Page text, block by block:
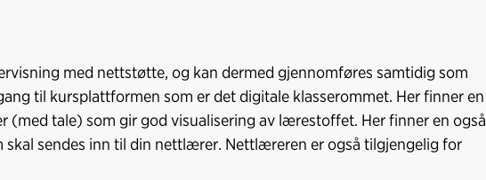
med nettstøtte, og kan dermed gjennomføres samtidig som
til kursplattformen som er det digitale klasserommet. Her finner en
(med tale) som gir god visualisering av lærestoffet. Her finner en også
skal sendes inn til din nettlærer. Nettlæreren er også tilgjengelig for